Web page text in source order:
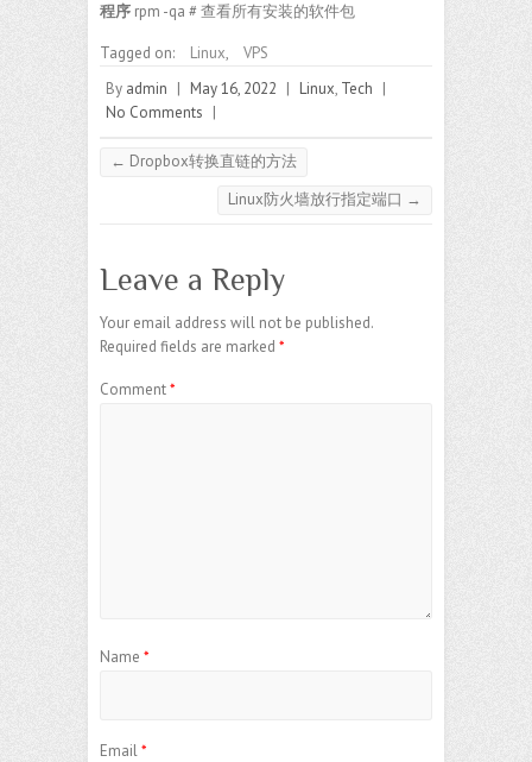
程序 rpm -qa # 查看所有安装的软件包
Tagged on: Linux,
VPS
By admin | May 16, 2022 | Linux, Tech |
No Comments |
← Dropbox转换直链的方法
Linux防火墙放行指定端口 →
Leave a Reply
Your email address will not be published.
Required fields are marked *
Comment*
Name *
Email*